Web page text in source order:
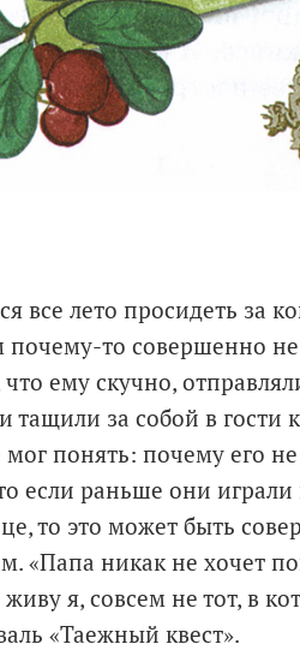
все лето просидеть за
то совершенно не
ему скучно,
тащили за собой в
понять: почему его
если раньше они
то это может быть
«Папа никак не хочет
я, совсем не тот, в
«Таежный квест».